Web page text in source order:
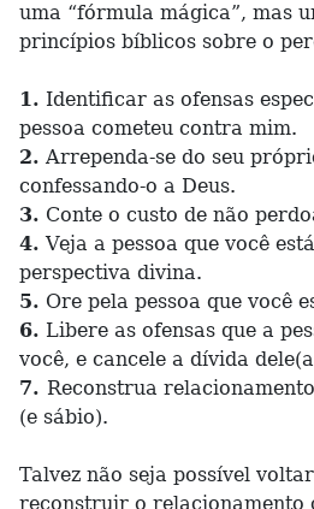
uma “fórmula mágica”, mas
princípios bíblicos sobre o
1. Identificar as ofensas
pessoa cometeu contra mim.
2. Arrependa-se do seu
confessando-o a Deus.
3. Conte o custo de não
4. Veja a pessoa que você
perspectiva divina.
5. Ore pela pessoa que você
6. Libere as ofensas que a
você, e cancele a dívida
7. Reconstrua
(e sábio).
Talvez não seja possível
reconstruir o relacionamento